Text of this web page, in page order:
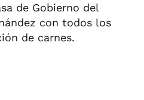
de Gobierno del
con todos los
de carnes.